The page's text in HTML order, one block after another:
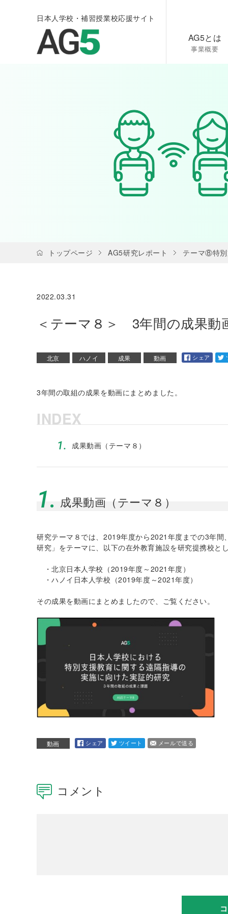
日本人学校・補習授業校応援サイト
AG5とは
事業概要
トップページ AG5研究レポート テーマ⑧特別
2022.03.31
＜テーマ８＞ 3年間の成果動
北京 ハノイ 成果 動画 シェア
3年間の取組の成果を動画にまとめました。
INDEX
1. 成果動画（テーマ８）
1. 成果動画（テーマ８）
研究テーマ８では、2019年度から2021年度までの3年
研究」をテーマに、以下の在外教育施設を研究提携校と
・北京日本人学校（2019年度～2021年度）
・ハノイ日本人学校（2019年度～2021年度）
その成果を動画にまとめましたので、ご覧ください。
動画 シェア ツイート メールで送る
コメント